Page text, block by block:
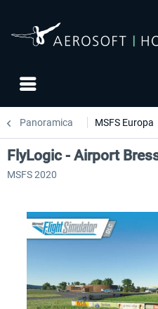
Panoramica MSFS Europa
FlyLogic - Airport
MSFS 2020